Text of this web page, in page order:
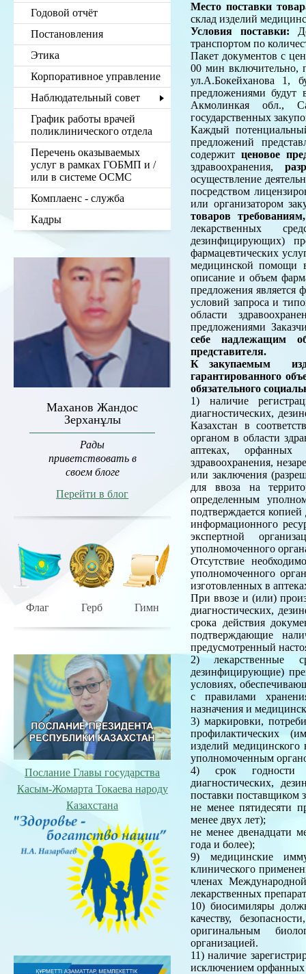
Годовой отчёт
Постановления
Этика
Корпоративное управление
Наблюдательный совет
График работы врачей
поликлинического отдела
Перечень оказываемых
услуг в рамках ГОБМП и /
или в системе ОСМС
Комплаенс - служба
Кадры
Маханов Жандос
Зерханұлы
Рады
приветствовать в
своем блоге
Перейти в блог
Флаг Герб Гимн
Послание Главы государства
Касым-Жомарта Токаева народу
Казахстана
Место поставки
склад изделий
Условия поставки:
транспортом по
Пакет документов с
00 мин включительно,
ул.А.Бокейханова 1,
предложениями
Акмолинкая обл.,
государственных
Каждый
предложений
содержитценовое
здравоохранения,
осуществление
посредством
или организатором
товаров
лекарственных
дезинфицирующих)
фармацевтических
медицинской помощи в
описание и объем
предложения является
условий запроса и
области
предложениями
себе надлежащим
представителя.
К закупаемым
гарантированного
обязательного
1) наличие
диагностических,
Казахстан в
органом в области
аптеках, орфанных
здравоохранения,
или заключения
для ввоза на
определенным
подтверждается
информационного
экспертной
уполномоченного
Отсутствие
уполномоченного
изготовленных в
При ввозе и (или)
диагностических,
срока действия
подтверждающие
предусмотренный
2) лекарственные
дезинфицирующие)
условиях,
с правилами
назначения и
3) маркировки,
профилактических
изделий медицинского
уполномоченным
4) срок годности
диагностических,
поставки поставщиком
не менее пятидесяти
менее двух лет);
не менее двенадцати
года и более);
9) медицинские
клинического
членах
лекарственных
10) биосимиляры
качеству,
оригинальным
организацией.
11) наличие
исключением орфанных